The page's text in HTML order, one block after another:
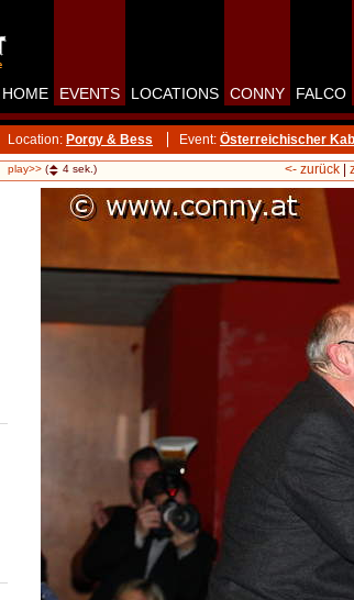
HOME EVENTS LOCATIONS CONNY FALCO
Location: Porgy & Bess Event: Österreichischer
play>> ( 4 sek.) <- zurück|